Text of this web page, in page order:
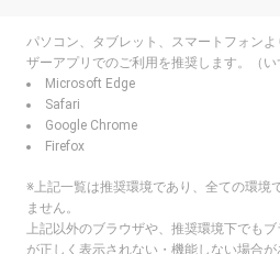
パソコン、タブレット、スマートフォン
ザーアプリでのご利用を推奨します。（い
Microsoft Edge
Safari
Google Chrome
Firefox
※上記一覧は推奨環境であり、全ての環境
ません。
上記以外のブラウザや、推奨環境下でも
が正しく表示されない・機能しない場合が